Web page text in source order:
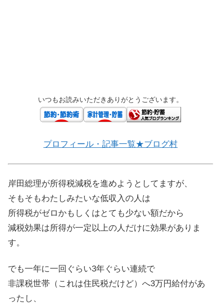
いつもお読みいただきありがとうございます。
プロフィール・記事一覧★ブログ村
岸田総理が所得税減税を進めようとしてますが、
そもそもわたしみたいな低収入の人は
所得税がゼロかもしくはとても少ない額だから
減税効果は所得が一定以上の人だけに効果がありま
す。
でも一年に一回ぐらい3年ぐらい連続で
非課税世帯（これは住民税だけど）へ3万円給付があ
ったし、